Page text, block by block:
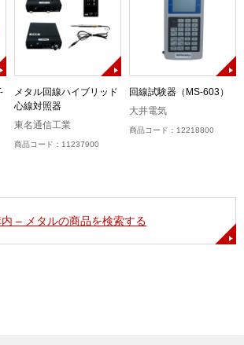
メタル回線ハイブリッド
心線対照器
東名通信工業
商品コード：11237900
回線試験器（MS-603）
大井電気
商品コード：12218800
– メタルの商品を検索する